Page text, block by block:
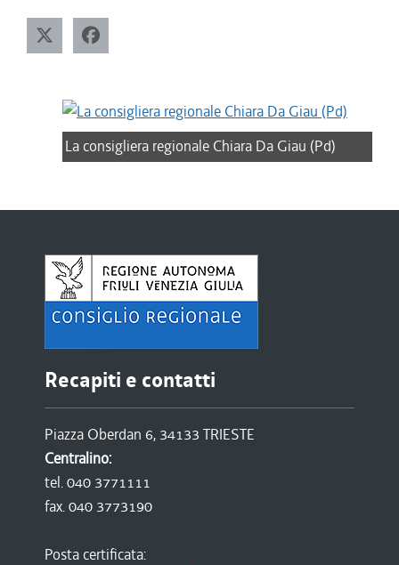
La consigliera regionale Chiara Da Giau (Pd)
Recapiti e contatti
Piazza Oberdan 6, 34133 TRIESTE
Centralino:
tel. 040 3771111
fax. 040 3773190
Posta certificata: